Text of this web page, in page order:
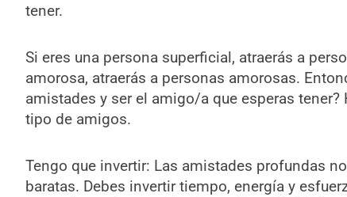
tener.
Si eres una persona superficial, atraerás a
amorosa, atraerás a personas amorosas.
amistades y ser el amigo/a que esperas tener?
tipo de amigos.
Tengo que invertir: Las amistades profundas
baratas. Debes invertir tiempo, energía y